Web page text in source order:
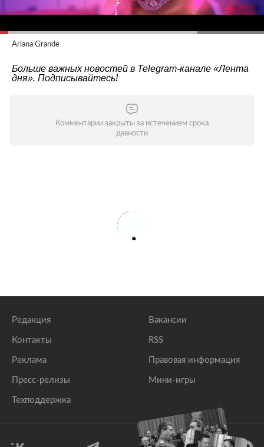
Ariana Grande
Больше важных новостей в Telegram-канале «Лента
дня». Подписывайтесь!
Комментарии закрыты за истечением срока
давности
Редакция
Контакты
Реклама
Пресс-релизы
Техподдержка
Вакансии
RSS
Правовая информация
Мини-игры